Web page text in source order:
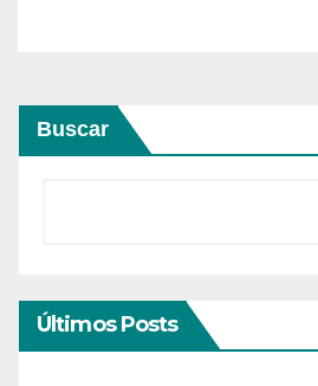
Buscar
Últimos Posts